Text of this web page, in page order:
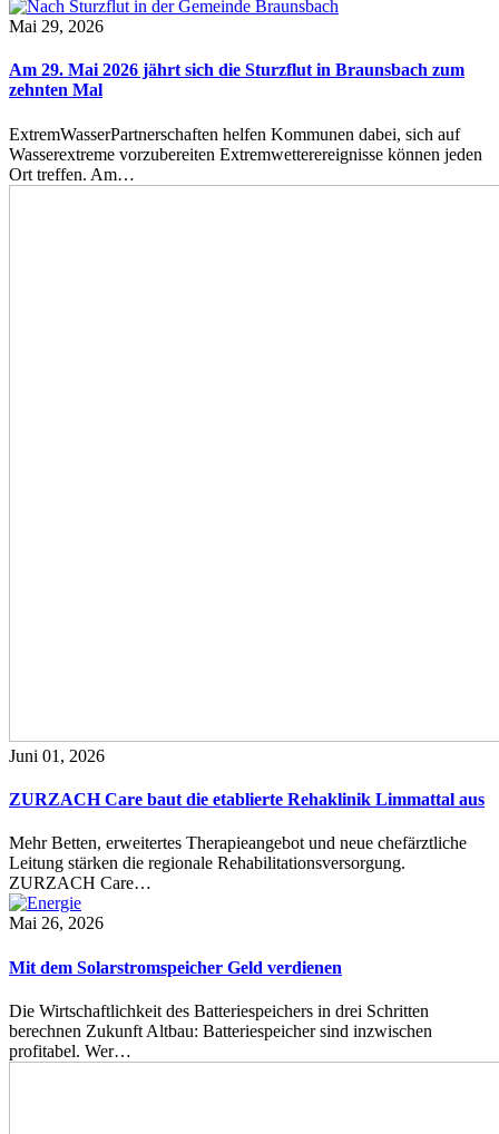
Mai 29, 2026
Am 29. Mai 2026 jährt sich die Sturzflut in Braunsbach zum
zehnten Mal
ExtremWasserPartnerschaften helfen Kommunen dabei, sich auf
Wasserextreme vorzubereiten Extremwetterereignisse können jeden
Ort treffen. Am…
Juni 01, 2026
ZURZACH Care baut die etablierte Rehaklinik Limmattal aus
Mehr Betten, erweitertes Therapieangebot und neue chefärztliche
Leitung stärken die regionale Rehabilitationsversorgung.
ZURZACH Care…
Mai 26, 2026
Mit dem Solarstromspeicher Geld verdienen
Die Wirtschaftlichkeit des Batteriespeichers in drei Schritten
berechnen Zukunft Altbau: Batteriespeicher sind inzwischen
profitabel. Wer…